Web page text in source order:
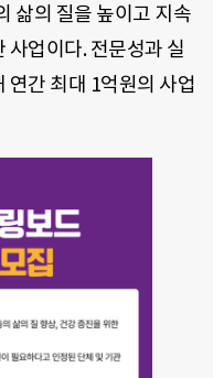
삶의 질을 높이고 지속
사업이다. 전문성과 실
간 최대 1억원의 사업